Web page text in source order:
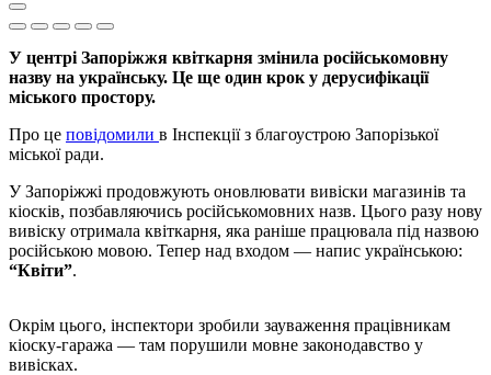
У центрі Запоріжжя квіткарня змінила російськомовну
назву на українську. Це ще один крок у дерусифікації
міського простору.
Про це повідомили в Інспекції з благоустрою Запорізької
міської ради.
У Запоріжжі продовжують оновлювати вивіски магазинів та
кіосків, позбавляючись російськомовних назв. Цього разу нову
вивіску отримала квіткарня, яка раніше працювала під назвою
російською мовою. Тепер над входом — напис українською:
“Квіти”.
Окрім цього, інспектори зробили зауваження працівникам
кіоску-гаража — там порушили мовне законодавство у
вивісках.